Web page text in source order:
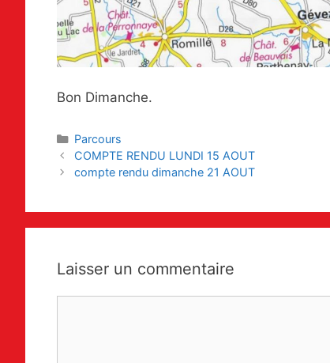
Bon Dimanche.
Catégories
Parcours
Navigation
des
COMPTE RENDU LUNDI 15 AOUT
compte rendu dimanche 21 AOUT
Laisser un commentaire